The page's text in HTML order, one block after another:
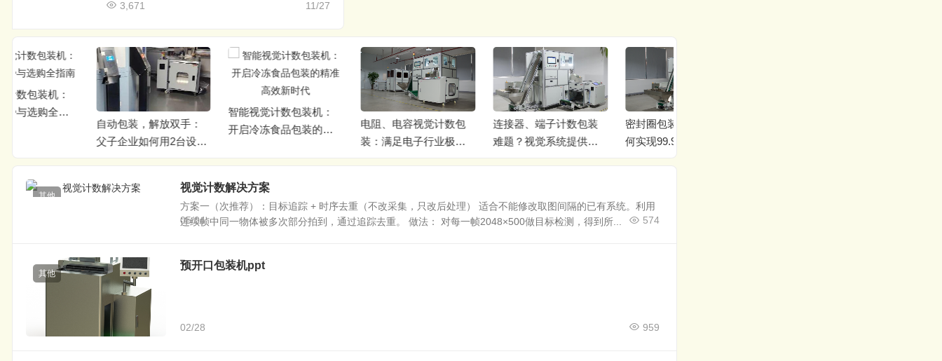
11/27
3,671
自动包装，解放双手：
父子企业如何用2台设备
智能视觉计数包装机：
开启冷冻食品包装的精
准高效新时代
电阻、电容视觉计数包
装：满足电子行业极致
连接器、端子计数包装
难题？视觉系统提供完
密封圈包装的“慧眼”：如
何实现99.99%的计数精
其他
视觉计数解决方案
方案一（次推荐）：目标追踪 + 时序去重（不改采集，只改后处理） 适合不能修改取图间隔的已有系统。利用
连续帧中同一物体被多次部分拍到，通过追踪去重。 做法： 对每一帧2048×500做目标检测，得到所...
05/04 574
其他
预开口包装机ppt
02/28 959